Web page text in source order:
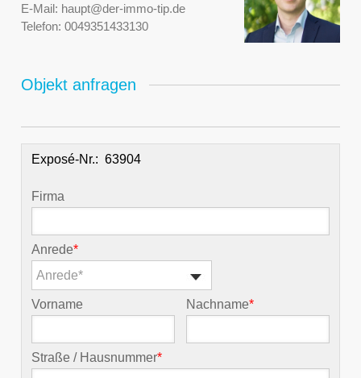
E-Mail: haupt@der-immo-tip.de
Telefon: 0049351433130
Objekt anfragen
Exposé-Nr.:
Firma
Anrede*
Anrede*
Vorname Nachname*
Straße / Hausnummer*